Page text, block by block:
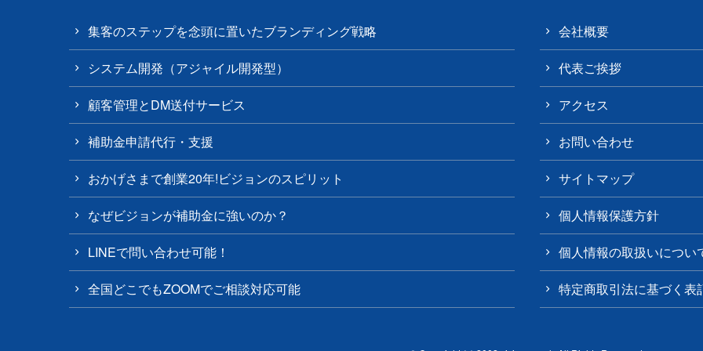
集客のステップを念頭に置いたブランディング戦略
システム開発（アジャイル開発型）
顧客管理とDM送付サービス
補助金申請代行・支援
おかげさまで創業20年!ビジョンのスピリット
なぜビジョンが補助金に強いのか？
LINEで問い合わせ可能！
全国どこでもZOOMでご相談対応可能
会社概要
代表ご挨拶
アクセス
お問い合わせ
サイトマップ
個人情報保護方針
個人情報の取扱いについ
特定商取引法に基づく表